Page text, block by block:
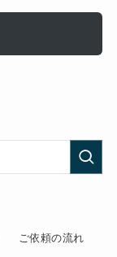
ご依頼の流れ